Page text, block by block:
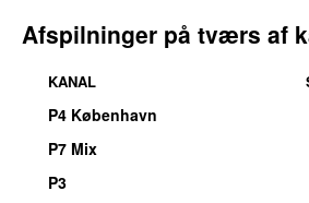
Afspilninger på tværs af
KANAL
P4 København
P7 Mix
P3